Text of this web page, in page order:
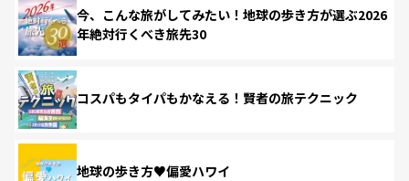
今、こんな旅がしてみたい！地球の歩き方が選ぶ2026
年絶対行くべき旅先30
コスパもタイパもかなえる！賢者の旅テクニック
地球の歩き方♥偏愛ハワイ